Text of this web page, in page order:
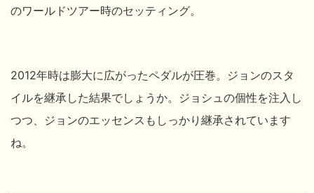
のワールドツアー時のセッティング。
2012年時は膨大に広がったペダルが圧巻。ジョンのスタ
イルを継承した結果でしょうか。ジョシュの個性を注入し
つつ、ジョンのエッセンスもしっかり継承されています
ね。